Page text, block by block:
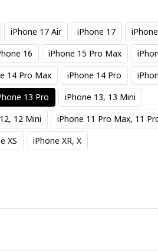
iPhone 17 Air iPhone 17
16 iPhone 15 Pro Max
14 Pro Max iPhone 14 Pro
13 Pro
iPhone 13, 13 Mini
12 Mini
iPhone 11 Pro Max, 11
XS iPhone XR, X